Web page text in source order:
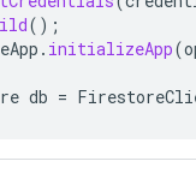
();
. initializeApp(
db =